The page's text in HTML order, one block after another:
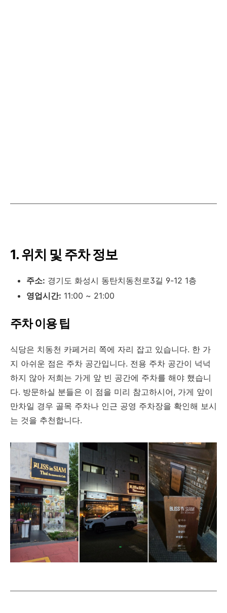
1. 위치 및 주차 정보
주소: 경기도 화성시 동탄치동천로3길 9-12 1층
영업시간: 11:00 ~ 21:00
주차 이용 팁
식당은 치동천 카페거리 쪽에 자리 잡고 있습니다. 한 가
지 아쉬운 점은 주차 공간입니다. 전용 주차 공간이 넉넉
하지 않아 저희는 가게 앞 빈 공간에 주차를 해야 했습니
다. 방문하실 분들은 이 점을 미리 참고하시어, 가게 앞이
만차일 경우 골목 주차나 인근 공영 주차장을 확인해 보시
는 것을 추천합니다.